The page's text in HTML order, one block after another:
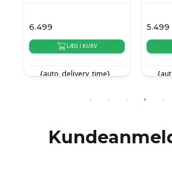
6.499
LÆG I KURV
{auto_delivery_time}
5.499